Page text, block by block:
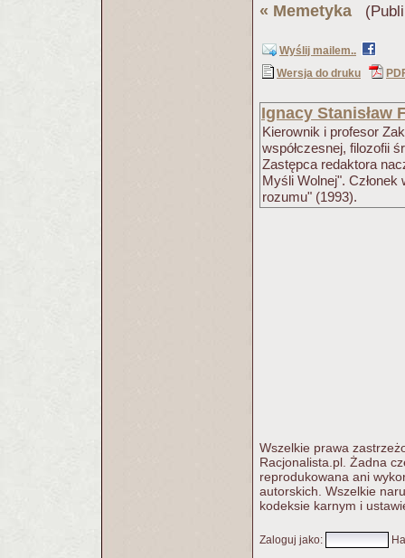
« Memetyka
Wyślij mailem..
Wersja do druku
Ignacy Stanisław
Kierownik i profesor
współczesnej, filozofii
Zastępca redaktora
Myśli Wolnej".
rozumu" (1993).
Wszelkie prawa
Racjonalista.pl. Żadna
reprodukowana ani
autorskich. Wszelkie
kodeksie karnym i
Zaloguj jako: